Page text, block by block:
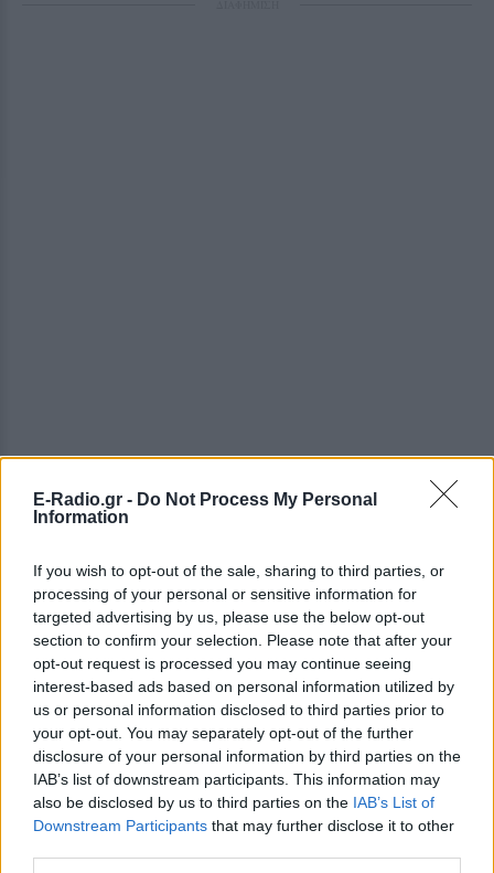
E-Radio.gr - Do Not Process My Personal
Information
If you wish to opt-out of the sale, sharing to third parties, or
processing of your personal or sensitive information for
targeted advertising by us, please use the below opt-out
section to confirm your selection. Please note that after your
opt-out request is processed you may continue seeing
interest-based ads based on personal information utilized by
us or personal information disclosed to third parties prior to
your opt-out. You may separately opt-out of the further
disclosure of your personal information by third parties on the
IAB’s list of downstream participants. This information may
also be disclosed by us to third parties on the IAB’s List of
Downstream Participants that may further disclose it to other
της να ανταποκριθεί, σε περίπτωση σχετικής
πρόσκλησης της τουρκικής πλευράς, στη βάση του
Διεθνούς Δικαίου με αντικείμενο την οριοθέτηση
ΑΟΖ και υφαλοκρηπίδας» τονίζει χαρακτηριστικά.
Να σημειωθεί ότι νωρίτερα σήμερα σε δηλώσεις
του ο Τούρκος υπουργός Εξωτερικών Μεβλούτ
Τσαβούσογλου ανέφερε ότι η Τουρκία καλεί την
Ελλάδα για επανεκκίνηση των διερευνητικών εντός
του Ιανουαρίου.
Υπενθυμίζεται ότι ο τελευταίος γύρος των